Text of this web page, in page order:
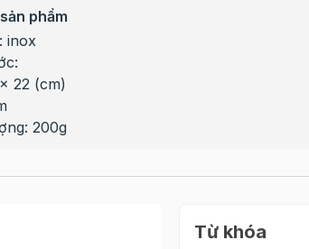
phẩm
inox
22 (cm)
200g
Từ khóa